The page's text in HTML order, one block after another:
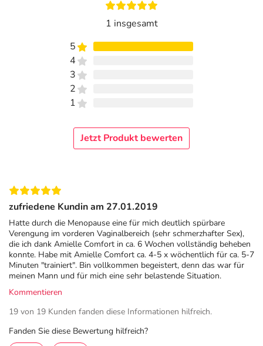
1 insgesamt
5
4
3
2
1
Jetzt Produkt bewerten
zufriedene Kundin am 27.01.2019
Hatte durch die Menopause eine für mich deutlich spürbare
Verengung im vorderen Vaginalbereich (sehr schmerzhafter Sex),
die ich dank Amielle Comfort in ca. 6 Wochen vollständig beheben
konnte. Habe mit Amielle Comfort ca. 4-5 x wöchentlich für ca. 5-7
Minuten "trainiert". Bin vollkommen begeistert, denn das war für
meinen Mann und für mich eine sehr belastende Situation.
Kommentieren
19 von 19 Kunden fanden diese Informationen hilfreich.
Fanden Sie diese Bewertung hilfreich?